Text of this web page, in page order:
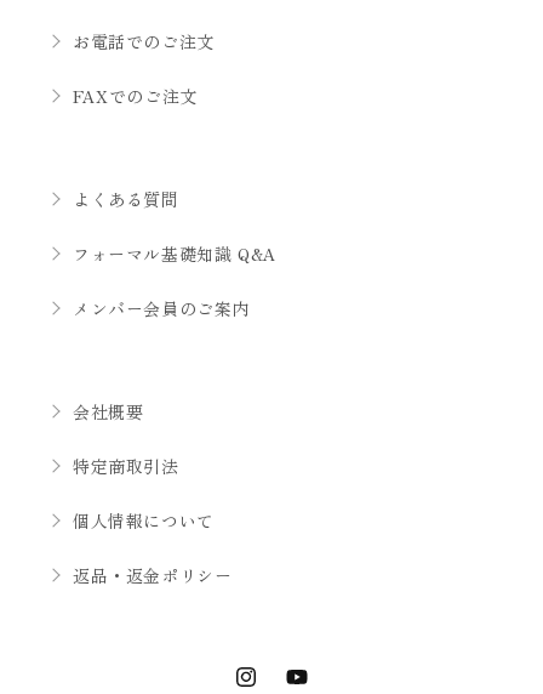
お電話でのご注文
FAXでのご注文
よくある質問
フォーマル基礎知識 Q&A
メンバー会員のご案内
会社概要
特定商取引法
個人情報について
返品・返金ポリシー